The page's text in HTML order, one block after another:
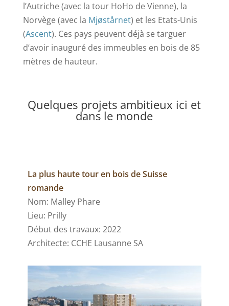
l’Autriche (avec la tour HoHo de Vienne), la
Norvège (avec la Mjøstårnet) et les Etats-Unis
(Ascent). Ces pays peuvent déjà se targuer
d’avoir inauguré des immeubles en bois de 85
mètres de hauteur.
Quelques projets ambitieux ici et
dans le monde
La plus haute tour en bois de Suisse
romande
Nom: Malley Phare
Lieu: Prilly
Début des travaux: 2022
Architecte: CCHE Lausanne SA